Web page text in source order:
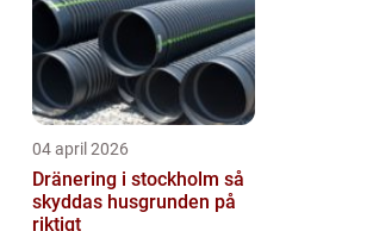
04 april 2026
Dränering i stockholm så
skyddas husgrunden på
riktigt